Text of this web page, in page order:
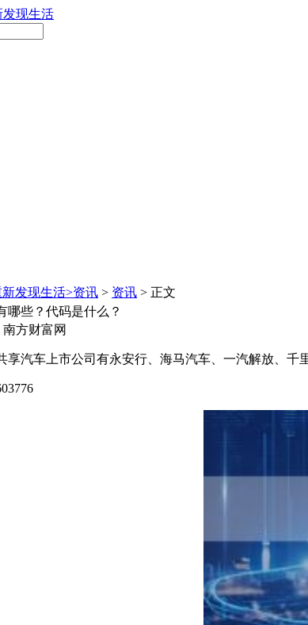
发现生活
发现生活>资讯 > 资讯 > 正文
哪些？代码是什么？
方财富网
享汽车上市公司有永安行、海马汽车、一汽解放、